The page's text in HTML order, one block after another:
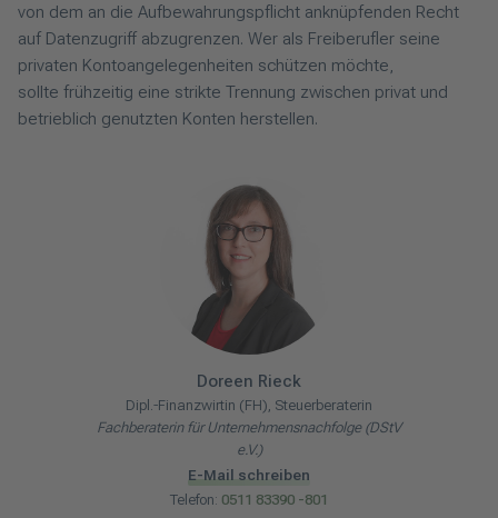
von dem an die Aufbewahrungspflicht anknüpfenden Recht
auf Datenzugriff abzugrenzen. Wer als Freiberufler seine
privaten Kontoangelegenheiten schützen möchte,
sollte frühzeitig eine strikte Trennung zwischen privat und
betrieblich genutzten Konten herstellen.
Doreen Rieck
Dipl.-Finanzwirtin (FH), Steuerberaterin
Fachberaterin für Unternehmensnachfolge (DStV
e.V.)
E-Mail schreiben
Telefon: 0511 83390 -801